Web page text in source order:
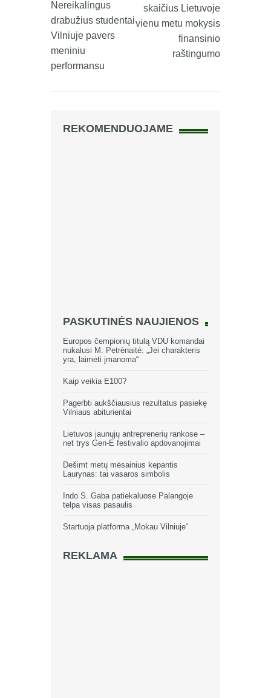
Nereikalingus
drabužius studentai
Vilniuje pavers
meniniu
performansu
skaičius Lietuvoje
vienu metu mokysis
finansinio
raštingumo
REKOMENDUOJAME
PASKUTINĖS NAUJIENOS
Europos čempionių titulą VDU komandai
nukalusi M. Petrėnaitė: „Jei charakteris
yra, laimėti įmanoma“
Kaip veikia E100?
Pagerbti aukščiausius rezultatus pasiekę
Vilniaus abiturientai
Lietuvos jaunųjų antreprenerių rankose –
net trys Gen-E festivalio apdovanojimai
Dešimt metų mėsainius kepantis
Laurynas: tai vasaros simbolis
Indo S. Gaba patiekaluose Palangoje
telpa visas pasaulis
Startuoja platforma „Mokau Vilniuje“
REKLAMA